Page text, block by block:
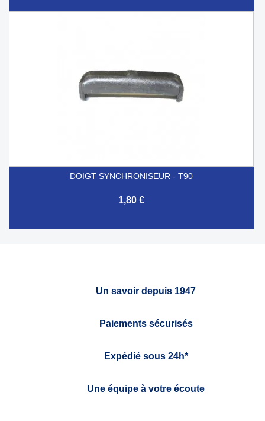
DOIGT SYNCHRONISEUR - T90
1,80 €
Un savoir depuis 1947
Paiements sécurisés
Expédié sous 24h*
Une équipe à votre écoute